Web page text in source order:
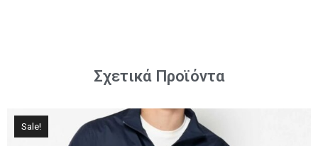
Σχετικά Προϊόντα
Sale!